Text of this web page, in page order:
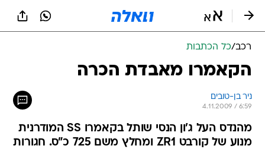
רכב/כל הכתבות
הקאמרו מאבדת הכרה
ניר בן-טובים
4.11.2009 / 6:59
מהנדס העל ג'ון הנסי שותל בקאמרו SS המודרנית
מנוע של קורבט ZR1 ומחלץ משם 725 כ"ס. חגורות